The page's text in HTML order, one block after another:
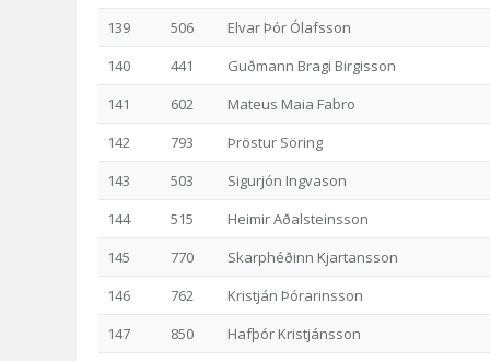
139
506
Elvar Þór Ólafsson
140
441
Guðmann Bragi Birgisson
141
602
Mateus Maia Fabro
142
793
Þröstur Söring
143
503
Sigurjón Ingvason
144
515
Heimir Aðalsteinsson
145
770
Skarphéðinn Kjartansson
146
762
Kristján Þórarinsson
147
850
Hafþór Kristjánsson